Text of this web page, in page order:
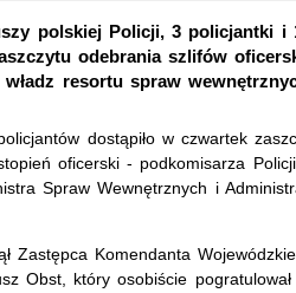
polskiej Policji, 3 policjantki i
odebrania szlifów
resortu spraw
dostąpiło w czwartek
oficerski - podkomisarza
Spraw Wewnętrznych i
Zastępca Komendanta
Obst, który osobiście pogratulował